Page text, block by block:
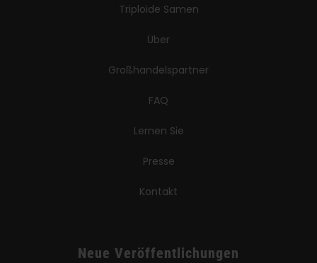
Triploide Samen
Über
Großhandelspartner
FAQ
Lernen Sie
Presse
Kontakt
Neue Veröffentlichungen